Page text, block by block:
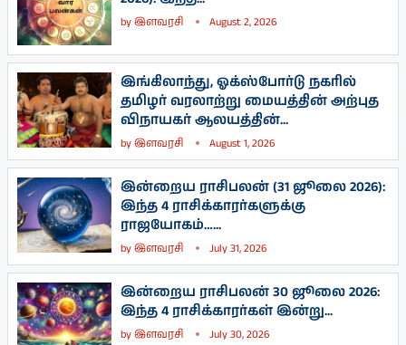
byஇளவரசி August 2, 2026
இங்கிலாந்து, ஓக்ஸ்போர்டு நகரில்
தமிழர் வரலாற்று மையத்தின் அற்புத
விநாயகர் ஆலயத்தின்...
byஇளவரசி August 1, 2026
இன்றைய ராசிபலன் (31 ஜூலை 2026):
இந்த 4 ராசிக்காரர்களுக்கு
ராஜயோகம்…...
byஇளவரசி July 31, 2026
இன்றைய ராசிபலன் 30 ஜூலை 2026:
இந்த 4 ராசிக்காரர்கள் இன்று...
byஇளவரசி July 30, 2026